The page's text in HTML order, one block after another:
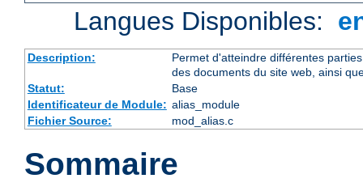
Langues Disponibles:
Description:
Permet d'atteindre différentes
des documents du site web, ainsi
Statut:
Base
Identificateur de Module: alias_module
Fichier Source:
mod_alias.c
Sommaire